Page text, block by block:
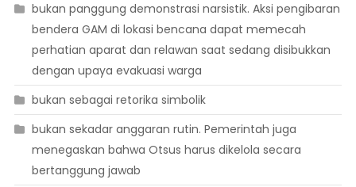
bukan panggung demonstrasi narsistik. Aksi pengibaran
bendera GAM di lokasi bencana dapat memecah
perhatian aparat dan relawan saat sedang disibukkan
dengan upaya evakuasi warga
bukan sebagai retorika simbolik
bukan sekadar anggaran rutin. Pemerintah juga
menegaskan bahwa Otsus harus dikelola secara
bertanggung jawab